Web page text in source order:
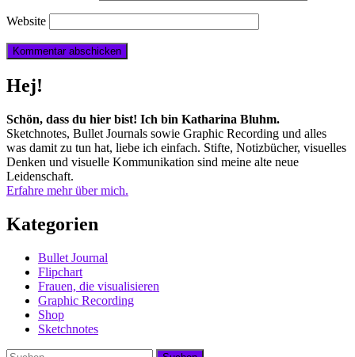
Website
Hej!
Schön, dass du hier bist! Ich bin Katharina Bluhm.
Sketchnotes, Bullet Journals sowie Graphic Recording und alles
was damit zu tun hat, liebe ich einfach. Stifte, Notizbücher, visuelles
Denken und visuelle Kommunikation sind meine alte neue
Leidenschaft.
Erfahre mehr über mich.
Kategorien
Bullet Journal
Flipchart
Frauen, die visualisieren
Graphic Recording
Shop
Sketchnotes